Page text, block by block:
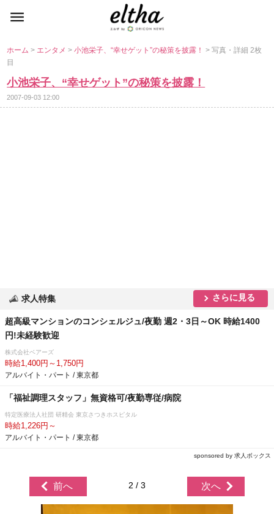
ホーム> エンタメ>小池栄子、“幸せゲット”の秘策を披露！> 写真・詳細 2枚
目
小池栄子、“幸せゲット”の秘策を披露！
2007-09-03 12:00
求人特集 さらに見る
超高級マンションのコンシェルジュ/夜勤 週2・3日～OK 時給1400
円!未経験歓迎
株式会社ベアーズ
時給1,400円～1,750円
アルバイト・パート / 東京都
「福祉調理スタッフ」無資格可/夜勤専従/病院
特定医療法人社団 研精会 東京さつきホスピタル
時給1,226円～
アルバイト・パート / 東京都
sponsored by 求人ボックス
前へ 2 / 3 次へ